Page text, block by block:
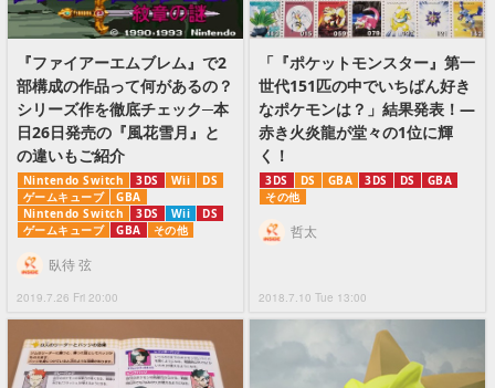
『ファイアーエムブレム』で2
部構成の作品って何があるの？
シリーズ作を徹底チェック─本
日26日発売の『風花雪月』と
の違いもご紹介
Nintendo Switch 3DS Wii
DS
ゲームキューブ
GBA
Nintendo Switch
3DS Wii
DS
ゲームキューブ
GBA その他
2019.7.26 Fri 20:00
臥待 弦
「『ポケットモンスター』第一
世代151匹の中でいちばん好き
なポケモンは？」結果発表！―
赤き火炎龍が堂々の1位に輝
く！
3DS DS GBA 3DS DS
GBA
その他
2018.7.10 Tue 13:00
哲太